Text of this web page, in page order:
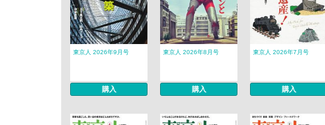
東京人 2026年9月号
購入
東京人 2026年8月号
購入
東京人 2026年7月号
購入